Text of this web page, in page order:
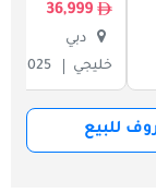
36,999
دبي
خليجي
2025
للبيع